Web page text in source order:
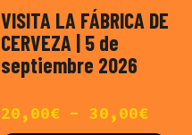
VISITA LA FÁBRICA DE
CERVEZA | 5 de
septiembre 2026
20,00€ - 30,00€